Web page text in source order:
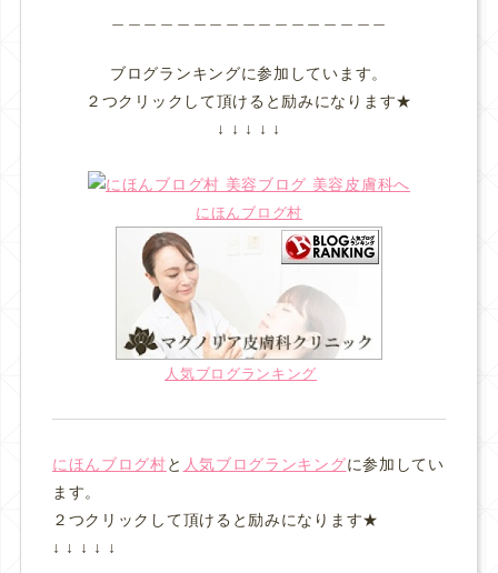
ブログランキングに参加しています。
２つクリックして頂けると励みになります★
↓ ↓ ↓ ↓ ↓
にほんブログ村
人気ブログランキング
にほんブログ村と 人気ブログランキングに参加してい
ます。
２つクリックして頂けると励みになります★
↓ ↓ ↓ ↓ ↓